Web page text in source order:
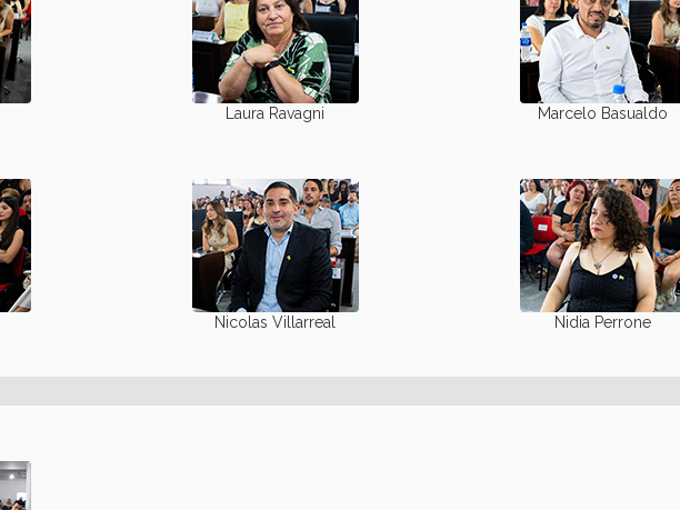
Laura Ravagni Marcelo Basualdo
Nicolas Villarreal Nidia Perrone